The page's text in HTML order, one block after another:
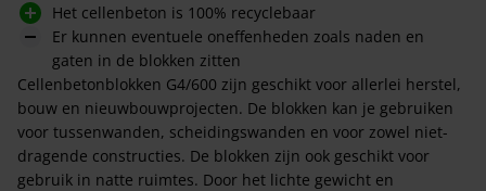
Het cellenbeton is 100% recyclebaar
Er kunnen eventuele oneffenheden zoals naden en
gaten in de blokken zitten
Cellenbetonblokken G4/600 zijn geschikt voor allerlei herstel,
bouw en nieuwbouwprojecten. De blokken kan je gebruiken
voor tussenwanden, scheidingswanden en voor zowel niet-
dragende constructies. De blokken zijn ook geschikt voor
gebruik in natte ruimtes. Door het lichte gewicht en